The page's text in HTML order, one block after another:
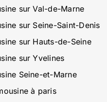
sur Val-de-Marne
sur Seine-Saint-Denis
sur Hauts-de-Seine
sur Yvelines
Seine-et-Marne
à paris